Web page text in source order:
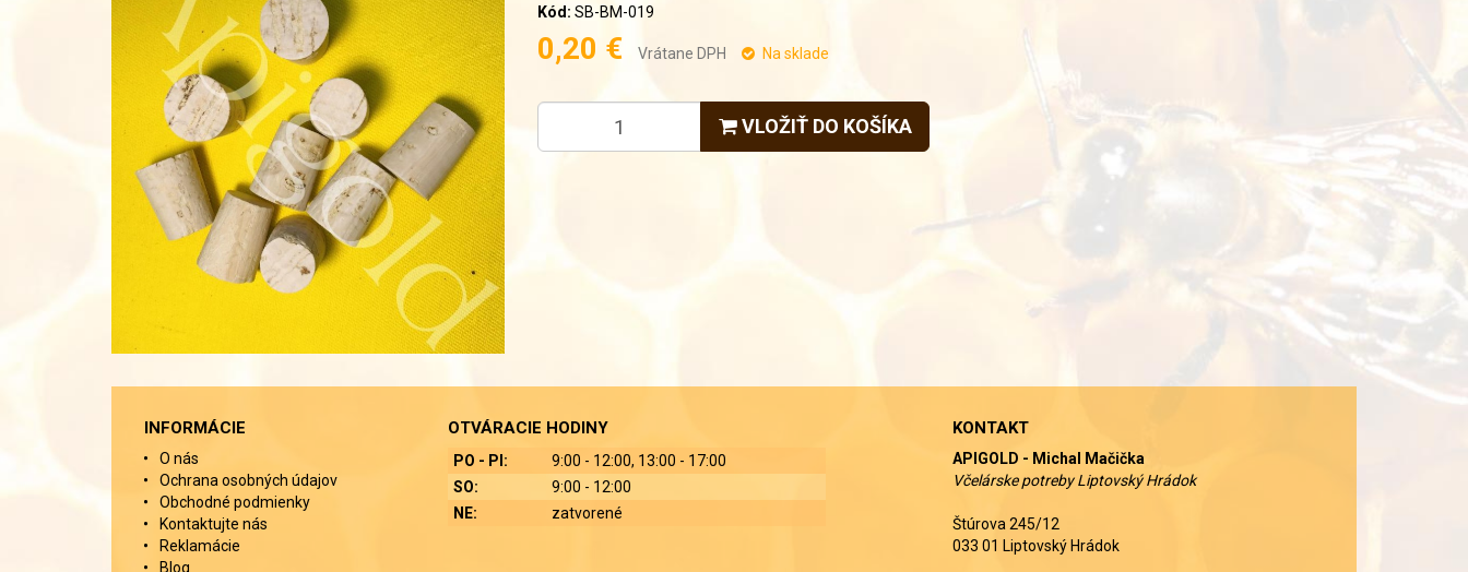
Kód: SB-BM-019
0,20 € Vrátane DPH Na sklade
VLOŽIŤ DO KOŠÍKA
INFORMÁCIE
O nás
Ochrana osobných údajov
Obchodné podmienky
Kontaktujte nás
Reklamácie
Blog
OTVÁRACIE HODINY
PO - PI:
9:00 - 12:00, 13:00 - 17:00
SO:
9:00 - 12:00
NE:
zatvorené
KONTAKT
APIGOLD - Michal Mačička
Včelárske potreby Liptovský Hrádok
Štúrova 245/12
033 01 Liptovský Hrádok